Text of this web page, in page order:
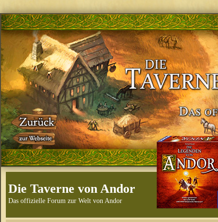
Die Taverne von Andor
Das offizielle Forum zur Welt von Andor